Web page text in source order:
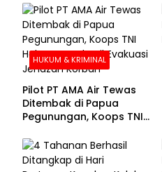
HUKUM & KRIMINAL
Pilot PT AMA Air Tewas
Ditembak di Papua
Pegunungan, Koops TNI
Evakuasi Jenazah
Korban